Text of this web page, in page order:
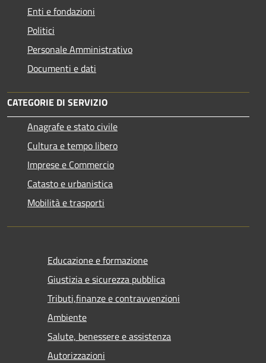
Enti e fondazioni
Politici
Personale Amministrativo
Documenti e dati
CATEGORIE DI SERVIZIO
Anagrafe e stato civile
Cultura e tempo libero
Imprese e Commercio
Catasto e urbanistica
Mobilità e trasporti
Educazione e formazione
Giustizia e sicurezza pubblica
Tributi,finanze e contravvenzioni
Ambiente
Salute, benessere e assistenza
Autorizzazioni